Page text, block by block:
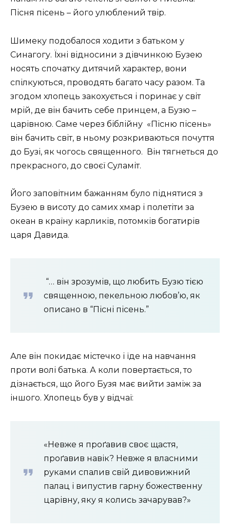
Пісня пісень – його улюблений твір.
Шимеку подобалося ходити з батьком у
Синагогу. Їхні відносини з дівчинкою Бузею
носять спочатку дитячий характер, вони
спілкуються, проводять багато часу разом. Та
згодом хлопець закохується і поринає у світ
мрій, де він бачить себе принцем, а Бузю –
царівною. Саме через біблійну «Пісню пісень»
він бачить світ, в ньому розкриваються почуття
до Бузі, як чогось священного. Він тягнеться до
прекрасного, до своєї Суламіт.
Його заповітним бажанням було піднятися з
Бузею в висоту до самих хмар і полетіти за
океан в країну карликів, потомків богатирів
царя Давида.
“… він зрозумів, що любить Бузю тією
священною, пекельною любов’ю, як
описано в “Пісні пісень.”
Але він покидає містечко і їде на навчання
проти волі батька. А коли повертається, то
дізнається, що його Бузя має вийти заміж за
іншого. Хлопець був у відчаї:
«Невже я проґавив своє щастя,
проґавив навік? Невже я власними
руками спалив свій дивовижний
палац і випустив гарну божественну
царівну, яку я колись зачарував?»